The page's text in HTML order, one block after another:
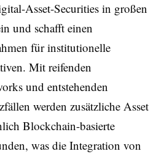
Asset-Securities in großen
und schafft einen
für institutionelle
Mit reifenden
und entstehenden
werden zusätzliche Asset
Blockchain-basierte
was die Integration von